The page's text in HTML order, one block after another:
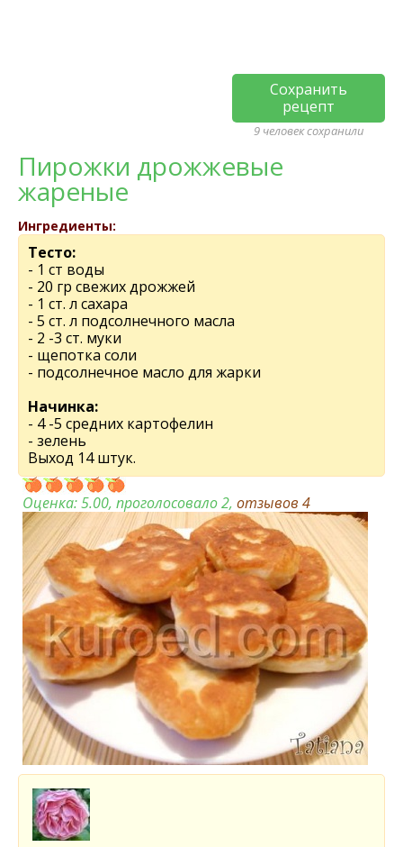
Сохранить
рецепт
9 человек сохранили
Пирожки дрожжевые
жареные
Ингредиенты:
Тесто:
- 1 ст воды
- 20 гр свежих дрожжей
- 1 ст. л сахара
- 5 ст. л подсолнечного масла
- 2 -3 ст. муки
- щепотка соли
- подсолнечное масло для жарки
Начинка:
- 4 -5 средних картофелин
- зелень
Выход 14 штук.
Оценка:5.00, проголосовало 2, отзывов 4